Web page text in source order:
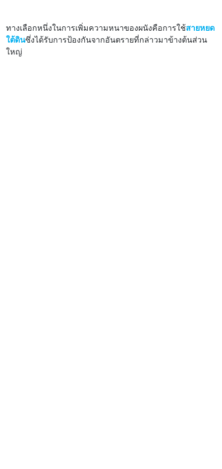
ทางเลือกหนึ่งในการเพิ่มความหนาของผนังคือการใช้สายหยด
ใต้ดินซึ่งได้รับการป้องกันจากอันตรายที่กล่าวมาข้างต้นส่วน
ใหญ่